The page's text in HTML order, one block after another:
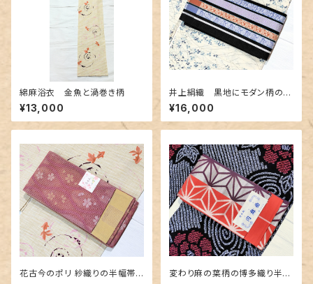
綿麻浴衣 金魚と渦巻き柄
¥13,000
井上絹織 黒地にモダン柄の博
多織半幅 リバーシブル
¥16,000
花古今のポリ 紗織りの半幅帯
変わり麻の葉柄の博多織り半幅